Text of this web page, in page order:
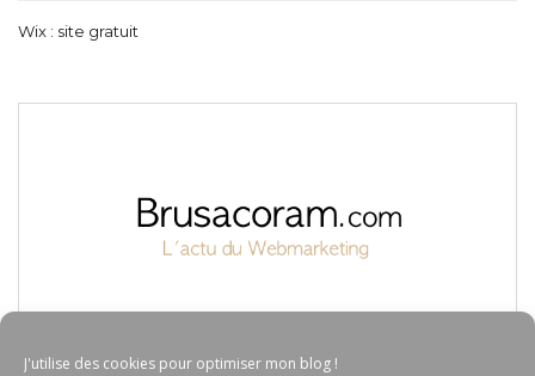
J'utilise des cookies pour optimiser mon blog !
Wix : site gratuit